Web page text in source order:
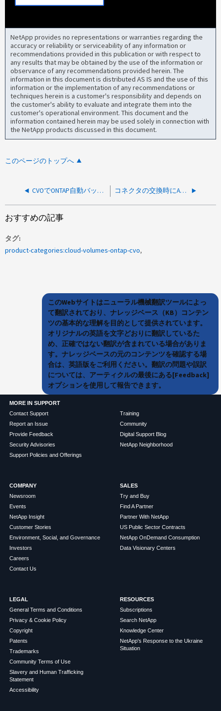
NetApp provides no representations or warranties regarding the
accuracy or reliability or serviceability of any information or
recommendations provided in this publication or with respect to
any results that may be obtained by the use of the information or
observance of any recommendations provided herein. The
information in this document is distributed AS IS and the use of this
information or the implementation of any recommendations or
techniques herein is a customer's responsibility and depends on
the customer's ability to evaluate and integrate them into the
customer's operational environment. This document and the
information contained herein may be used solely in connection with
the NetApp products discussed in this document.
このページのトップへ
CVOでONTAP自動バックアップ設定ジョブが機能しない コネクタの交換時にAutoSupportプロキシが更新されない
おすすめの記事
タグ
product-categories:cloud-volumes-ontap-cvo
このWebサイトはニューラル機械翻訳ツールによっ
て翻訳されており、ナレッジベース（KB）コンテン
ツの基本的な理解を目的として提供されています。
オリジナルの英語を文字どおりに翻訳しているた
め、正確ではない翻訳が含まれている場合がありま
す。ナレッジベースの元のコンテンツを確認する場
合は、英語版をご利用ください。翻訳の問題や誤訳
については、アーティクルの最後にある[Feedback]
オプションを使用して報告できます。
MORE IN SUPPORT
Contact Support
Report an Issue
Provide Feedback
Security Advisories
Support Policies and Offerings
Training
Community
Digital Support Blog
NetApp Neighborhood
COMPANY
Newsroom
Events
NetApp Insight
Customer Stories
Environment, Social, and Governance
Investors
Careers
Contact Us
SALES
Try and Buy
Find A Partner
Partner With NetApp
US Public Sector Contracts
NetApp OnDemand Consumption
Data Visionary Centers
LEGAL
General Terms and Conditions
Privacy & Cookie Policy
Copyright
Patents
Trademarks
Community Terms of Use
Slavery and Human Trafficking
Statement
Accessibility
RESOURCES
Subscriptions
Search NetApp
Knowledge Center
NetApp's Response to the Ukraine
Situation